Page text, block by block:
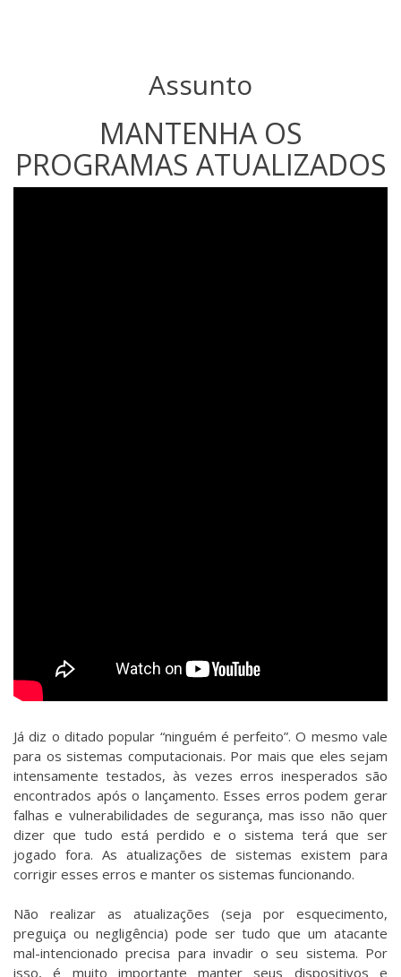
Assunto
MANTENHA OS
PROGRAMAS ATUALIZADOS
Já diz o ditado popular “ninguém é perfeito”. O mesmo vale
para os sistemas computacionais. Por mais que eles sejam
intensamente testados, às vezes erros inesperados são
encontrados após o lançamento. Esses erros podem gerar
falhas e vulnerabilidades de segurança, mas isso não quer
dizer que tudo está perdido e o sistema terá que ser
jogado fora. As atualizações de sistemas existem para
corrigir esses erros e manter os sistemas funcionando.
Não realizar as atualizações (seja por esquecimento,
preguiça ou negligência) pode ser tudo que um atacante
mal-intencionado precisa para invadir o seu sistema. Por
isso, é muito importante manter seus dispositivos e